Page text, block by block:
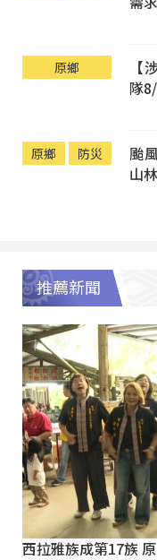
原鄉
【
隊
原鄉 防災
颱
山林
推薦新聞
西拉雅族成第17族